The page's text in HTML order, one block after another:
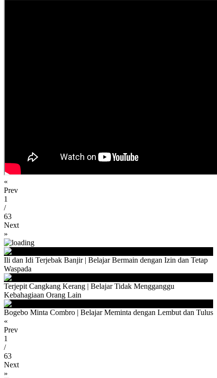
«
Prev
1
/
63
Next
»
Ili dan Idi Terjebak Banjir | Belajar Bermain dengan Izin dan Tetap
Waspada
Terjepit Cangkang Kerang | Belajar Tidak Mengganggu
Kebahagiaan Orang Lain
Bogebo Minta Combro | Belajar Meminta dengan Lembut dan Tulus
«
Prev
1
/
63
Next
»